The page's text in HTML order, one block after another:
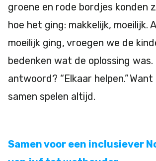
groene en rode bordjes konden
hoe het ging: makkelijk, moeilijk.
moeilijk ging, vroegen we de
bedenken wat de oplossing was.
antwoord? “Elkaar helpen.”
samen spelen altijd.
Samen voor een inclusiever